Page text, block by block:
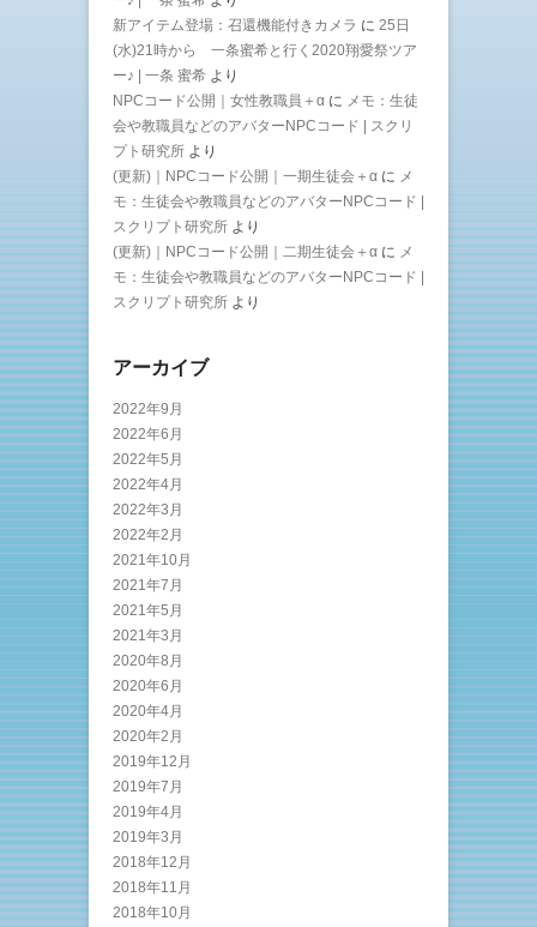
新アイテム登場：召還機能付きカメラ に 25日
(水)21時から 一条蜜希と行く2020翔愛祭ツア
ー♪ | 一条 蜜希 より
NPCコード公開｜女性教職員＋α に メモ：生徒
会や教職員などのアバターNPCコード | スクリ
プト研究所 より
(更新)｜NPCコード公開｜一期生徒会＋α に メ
モ：生徒会や教職員などのアバターNPCコード |
スクリプト研究所 より
(更新)｜NPCコード公開｜二期生徒会＋α に メ
モ：生徒会や教職員などのアバターNPCコード |
スクリプト研究所 より
アーカイブ
2022年9月
2022年6月
2022年5月
2022年4月
2022年3月
2022年2月
2021年10月
2021年7月
2021年5月
2021年3月
2020年8月
2020年6月
2020年4月
2020年2月
2019年12月
2019年7月
2019年4月
2019年3月
2018年12月
2018年11月
2018年10月